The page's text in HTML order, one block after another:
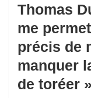
Thomas
me
précis de
manquer
de toréer »